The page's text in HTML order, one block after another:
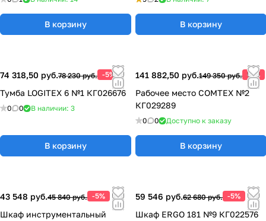
В корзину В корзину
74 318,50 руб.78 230 руб. -5%
Тумба LOGITEX 6 №1 КГ026676
0 0 В наличии: 3
В корзину
141 882,50 руб.149 350 руб. -5%
Рабочее место COMTEX №2
КГ029289
0 0 Доступно к заказу
В корзину
43 548 руб.45 840 руб. -5%
Шкаф инструментальный
59 546 руб.62 680 руб. -5%
Шкаф ERGO 181 №9 КГ022576